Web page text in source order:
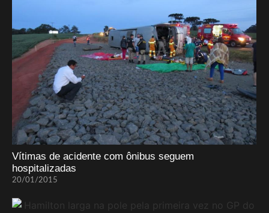
Vítimas de acidente com ônibus seguem
hospitalizadas
20/01/2015